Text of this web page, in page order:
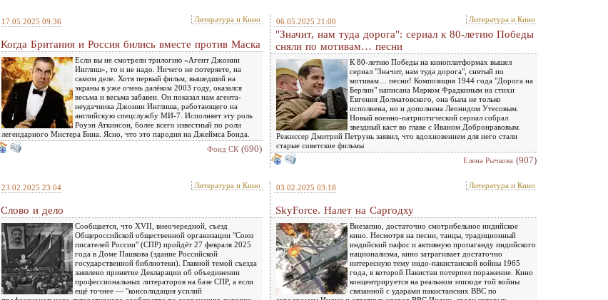
17.05.2025 09:36 Литература и Кино
Когда Британия и Россия бились вместе против Маска
Если вы не смотрели трилогию «Агент Джонни
Инглиш», то и не надо. Ничего не потеряете, на
самом деле. Хотя первый фильм, вышедший на
экраны в уже очень далёком 2003 году, оказался
весьма и весьма забавен. Он показал нам агента-
неудачника Джонни Инглиша, работающего на
английскую спецслужбу МИ-7. Исполняет эту роль
Роуэн Аткинсон, более всего известный по роли
легендарного Мистера Бина. Ясно, что это пародия на Джеймса Бонда.
Фонд СК (690)
06.05.2025 21:00 Литература и Кино
"Значит, нам туда дорога": сериал к 80-летию Победы
сняли по мотивам… песни
К 80-летию Победы на киноплатформах вышел
сериал "Значит, нам туда дорога", снятый по
мотивам… песни! Композиция 1944 года "Дорога на
Берлин" написана Марком Фрадкиным на стихи
Евгения Долматовского, она была не только
исполнена, но и дополнена Леонидом Утесовым.
Новый военно-патриотический сериал собрал
звездный каст во главе с Иваном Добронравовым.
Режиссер Дмитрий Петрунь заявил, что вдохновением для него стали
старые советские фильмы
Елена Рычкова (907)
23.02.2025 23:04 Литература и Кино
Слово и дело
Сообщается, что XVII, внеочередной, съезд
Общероссийской общественной организации "Союз
писателей России" (СПР) пройдёт 27 февраля 2025
года в Доме Пашкова (здание Российской
государственной библиотеки). Главной темой съезда
заявлено принятие Декларации об объединении
профессиональных литераторов на базе СПР, а если
ещё точнее — "консолидация усилий
03.02.2025 03:18 Литература и Кино
SkyForce. Налет на Саргодху
Внезапно, достаточно смотрибельное индийское
кино. Несмотря на песни, танцы, традиционный
индийский пафос и активную пропаганду индийского
национализма, кино затрагивает достаточно
интересную тему индо-пакистанской войны 1965
года, в которой Пакистан потерпел поражение. Кино
концентрируется на реальном эпизоде той войны
связанной с ударами пакистанских ВВС по